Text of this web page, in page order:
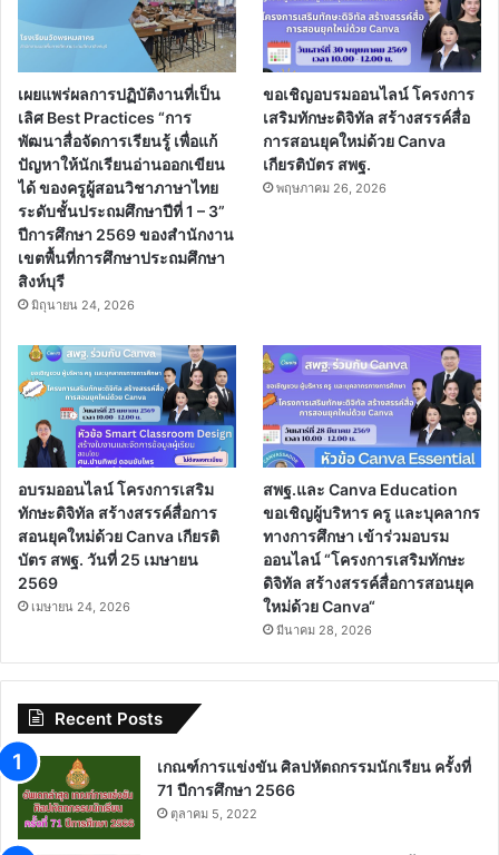
เผยแพร่ผลการปฏิบัติงานที่เป็น
เลิศ Best Practices “การ
พัฒนาสื่อจัดการเรียนรู้ เพื่อแก้
ปัญหาให้นักเรียนอ่านออกเขียน
ได้ ของครูผู้สอนวิชาภาษาไทย
ระดับชั้นประถมศึกษาปีที่ 1 – 3”
ปีการศึกษา 2569 ของสำนักงาน
เขตพื้นที่การศึกษาประถมศึกษา
สิงห์บุรี
มิถุนายน 24, 2026
ขอเชิญอบรมออนไลน์ โครงการ
เสริมทักษะดิจิทัล สร้างสรรค์สื่อ
การสอนยุคใหม่ด้วย Canva
เกียรติบัตร สพฐ.
พฤษภาคม 26, 2026
อบรมออนไลน์ โครงการเสริม
ทักษะดิจิทัล สร้างสรรค์สื่อการ
สอนยุคใหม่ด้วย Canva เกียรติ
บัตร สพฐ. วันที่ 25 เมษายน
2569
เมษายน 24, 2026
สพฐ.และ Canva Education
ขอเชิญผู้บริหาร ครู และบุคลากร
ทางการศึกษา เข้าร่วมอบรม
ออนไลน์ “โครงการเสริมทักษะ
ดิจิทัล สร้างสรรค์สื่อการสอนยุค
ใหม่ด้วย Canva“
มีนาคม 28, 2026
Recent Posts
เกณฑ์การแข่งขัน ศิลปหัตถกรรมนักเรียน ครั้งที่
71 ปีการศึกษา 2566
ตุลาคม 5, 2022